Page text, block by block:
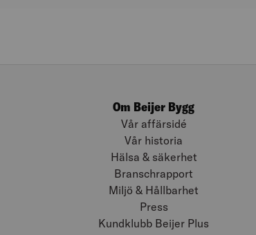
Om Beijer Bygg
Vår affärsidé
Vår historia
Hälsa & säkerhet
Branschrapport
Miljö & Hållbarhet
Press
Kundklubb Beijer Plus